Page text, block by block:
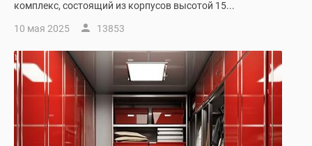
комплекс, состоящий из корпусов высотой 15...
10 мая 2025 13853